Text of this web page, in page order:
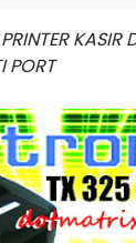
KASIR
PORT